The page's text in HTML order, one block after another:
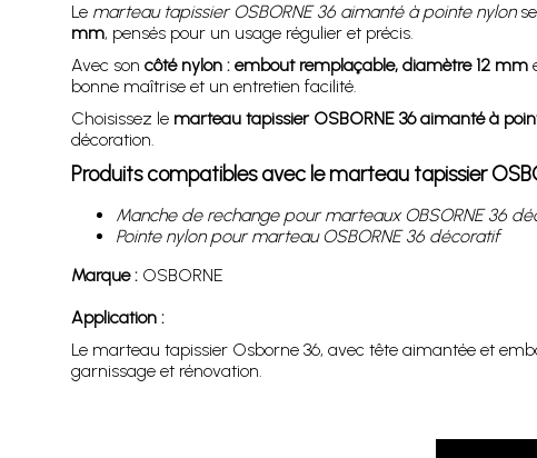
Le marteau tapissier OSBORNE 36 aimanté à pointe nylon
mm, pensés pour un usage régulier et précis.
Avec son côté nylon : embout remplaçable, diamètre 12 mm
bonne maîtrise et un entretien facilité.
Choisissez le marteau tapissier OSBORNE 36 aimanté à
décoration.
Produits compatibles avec le marteau tapissier
Manche de rechange pour marteaux OBSORNE 36
Pointe nylon pour marteau OSBORNE 36 décoratif
Marque :OSBORNE
Application :
Le marteau tapissier Osborne 36, avec tête aimantée et
garnissage et rénovation.